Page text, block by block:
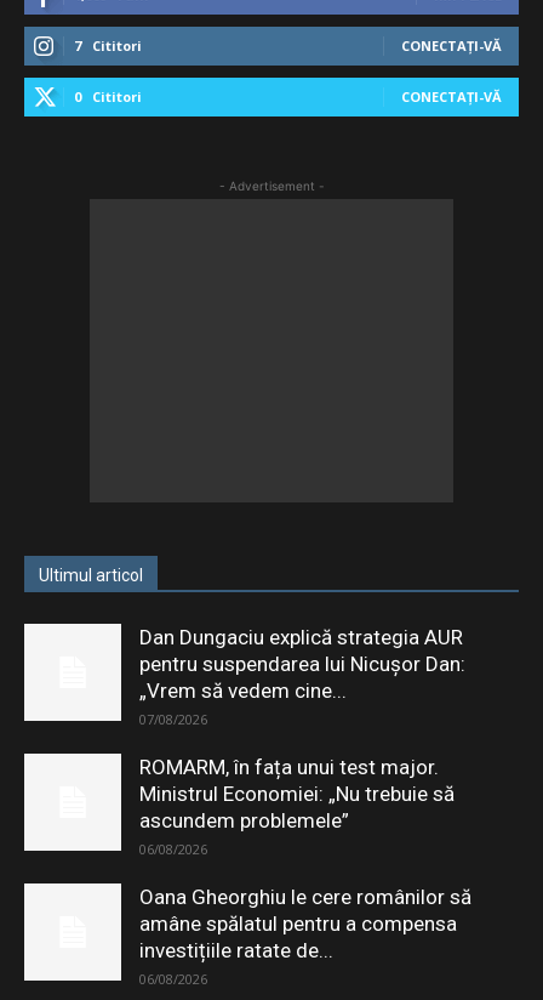
7 Cititori CONECTAȚI-VĂ
0 Cititori CONECTAȚI-VĂ
- Advertisement -
Ultimul articol
Dan Dungaciu explică strategia AUR
pentru suspendarea lui Nicușor Dan:
„Vrem să vedem cine...
07/08/2026
ROMARM, în fața unui test major.
Ministrul Economiei: „Nu trebuie să
ascundem problemele”
06/08/2026
Oana Gheorghiu le cere românilor să
amâne spălatul pentru a compensa
investițiile ratate de...
06/08/2026